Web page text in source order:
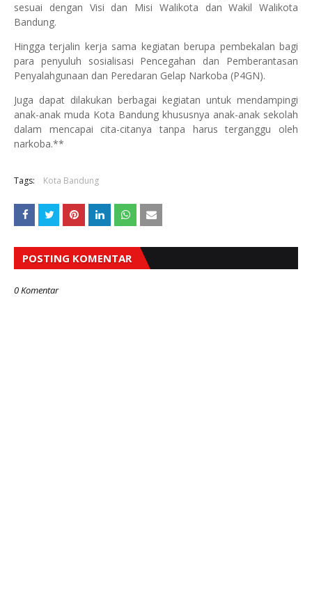
sesuai dengan Visi dan Misi Walikota dan Wakil Walikota
Bandung.
Hingga terjalin kerja sama kegiatan berupa pembekalan bagi
para penyuluh sosialisasi Pencegahan dan Pemberantasan
Penyalahgunaan dan Peredaran Gelap Narkoba (P4GN).
Juga dapat dilakukan berbagai kegiatan untuk mendampingi
anak-anak muda Kota Bandung khususnya anak-anak sekolah
dalam mencapai cita-citanya tanpa harus terganggu oleh
narkoba.**
Tags: Kota Bandung
POSTING KOMENTAR
0 Komentar